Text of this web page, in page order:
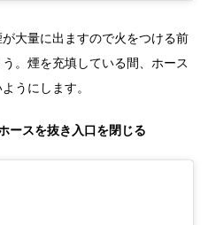
大量に出ますので火をつける前
。煙を充填している間、ホース
うにします。
ースを抜き入口を閉じる